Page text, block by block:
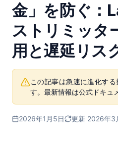
金」を防ぐ：
ストリミッタ
用と遅延リス
この記事は急速に進化す
す。最新情報は公式ドキュ
2026年1月5日 更新 2026年3